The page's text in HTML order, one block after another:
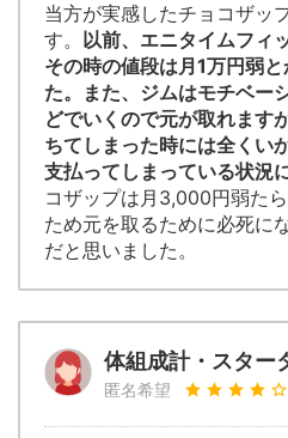
当方が実感したチョコザッ
す。 以前、エニタイムフィ
その時の値段は月1万円弱
た。また、ジムはモチベー
どでいくので元が取れます
ちてしまった時には全くい
支払ってしまっている状況
コザップは月3,000円弱た
ため元を取るために必死に
だと思いました。
体組成計・スター
匿名希望